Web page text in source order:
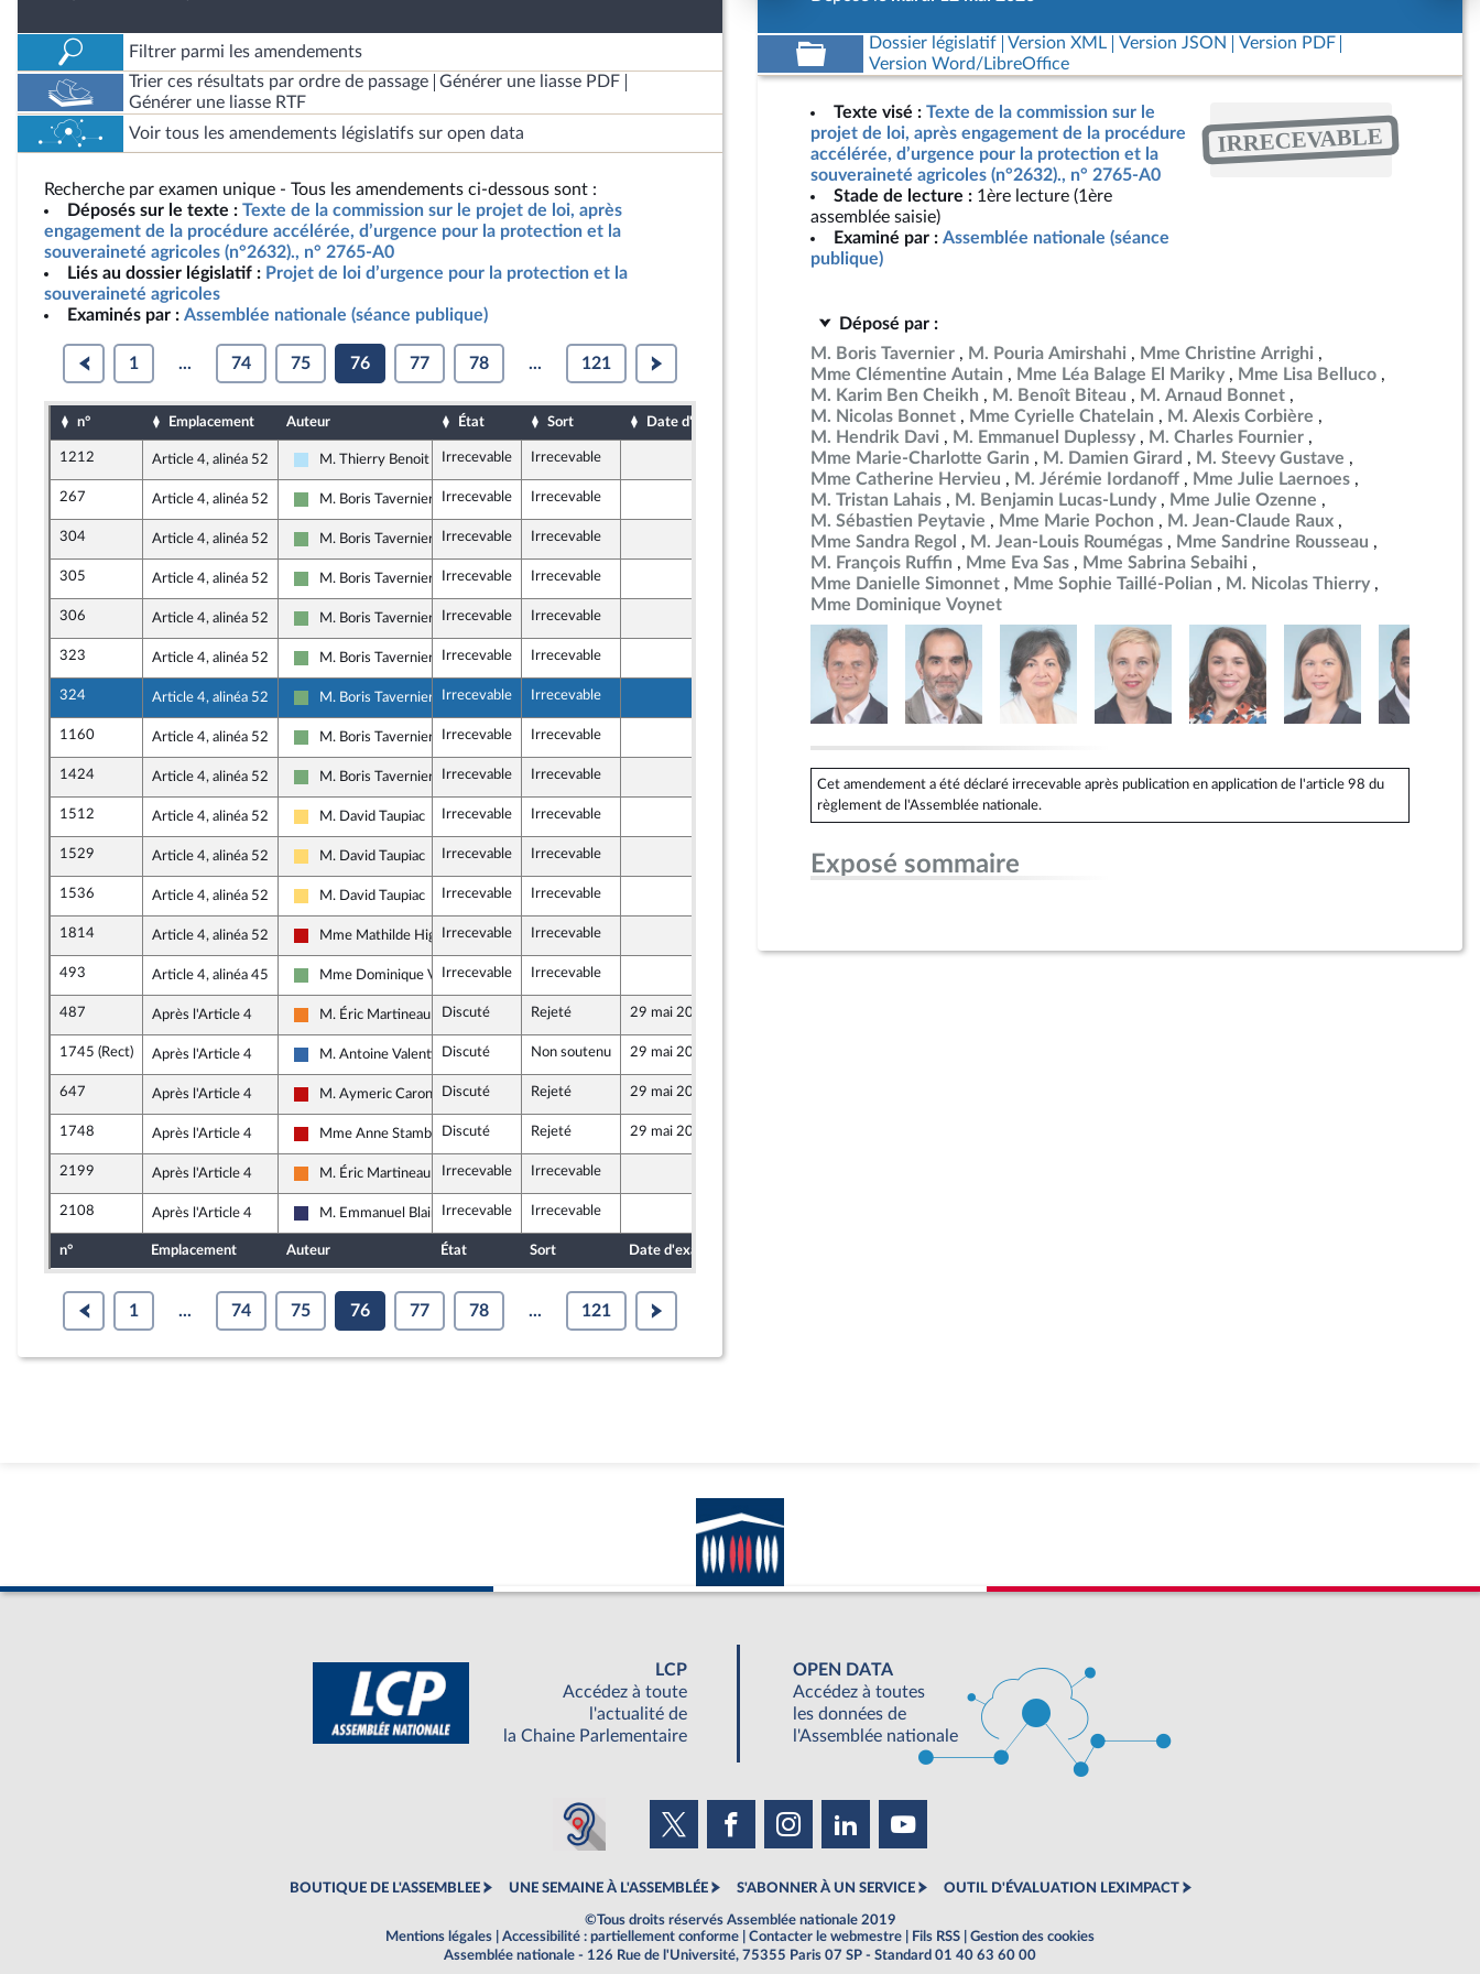
Filtrer parmi les amendements
Trier ces résultats par ordre de passage
Générer une liasse PDF
Générer une liasse RTF
Voir tous les amendements législatifs sur open data
Recherche par examen unique - Tous les amendements ci-dessous sont :
Déposés sur le texte : Texte de la commission sur le projet de loi, après
engagement de la procédure accélérée, d’urgence pour la protection et la
souveraineté agricoles (n°2632)., n° 2765-A0
Liés au dossier législatif : Projet de loi d’urgence pour la protection et la
souveraineté agricoles
Examinés par : Assemblée nationale (séance publique)
1 ... 74 75 76 77 78 ... 121
n° Emplacement Auteur État Sort Date d'examen Date de dépôt
1212 Article 4, alinéa 52
Horizons & Indépendants
M. Thierry Benoit Irrecevable Irrecevable 15 mai 2026
267 Article 4, alinéa 52
Écologiste et Social
M. Boris Tavernier Irrecevable Irrecevable 12 mai 2026
304 Article 4, alinéa 52
Écologiste et Social
M. Boris Tavernier Irrecevable Irrecevable 12 mai 2026
305 Article 4, alinéa 52
Écologiste et Social
M. Boris Tavernier Irrecevable Irrecevable 12 mai 2026
306 Article 4, alinéa 52
Écologiste et Social
M. Boris Tavernier Irrecevable Irrecevable
323 Article 4, alinéa 52
Écologiste et Social
M. Boris Tavernier Irrecevable Irrecevable 12 mai 2026
324 Article 4, alinéa 52
Écologiste et Social
M. Boris Tavernier Irrecevable Irrecevable 12 mai 2026
1160 Article 4, alinéa 52
Écologiste et Social
M. Boris Tavernier Irrecevable Irrecevable
1424 Article 4, alinéa 52
Écologiste et Social
M. Boris Tavernier Irrecevable Irrecevable
1512 Article 4, alinéa 52
Libertés, Indépendants, Outre-mer et Territoires
M. David Taupiac Irrecevable Irrecevable 15 mai 2026
1529 Article 4, alinéa 52
Libertés, Indépendants, Outre-mer et Territoires
M. David Taupiac Irrecevable Irrecevable 15 mai 2026
1536 Article 4, alinéa 52
Libertés, Indépendants, Outre-mer et Territoires
M. David Taupiac Irrecevable Irrecevable
1814 Article 4, alinéa 52
La France insoumise - Nouveau Front Populaire
Mme Mathilde HignetIrrecevable Irrecevable
493 Article 4, alinéa 45
Écologiste et Social
Mme Dominique VoynetIrrecevable Irrecevable
487 Après l'Article 4
Les Démocrates
M. Éric Martineau Discuté Rejeté 29 mai 2026
1745 (Rect) Après l'Article 4
Union des droites pour la République
M. Antoine Valentin Discuté Non soutenu 29 mai 2026
647 Après l'Article 4
La France insoumise - Nouveau Front Populaire
M. Aymeric Caron Discuté Rejeté 29 mai 2026
1748 Après l'Article 4
La France insoumise - Nouveau Front Populaire
Mme Anne Stambach-Terrenoir
Discuté Rejeté 29 mai 2026
2199 Après l'Article 4
Les Démocrates
M. Éric Martineau Irrecevable Irrecevable
2108 Après l'Article 4
Rassemblement National
M. Emmanuel Blairy Irrecevable Irrecevable
n° Emplacement Auteur État Sort Date d'examen
1 ... 74 75 76 77 78 ... 121
Dossier législatif Version XML Version JSON
Version PDF
Version Word/LibreOffice
Texte visé : Texte de la commission sur le
projet de loi, après engagement de la procédure
accélérée, d’urgence pour la protection et la
souveraineté agricoles (n°2632)., n° 2765-A0
Stade de lecture : 1ère lecture (1ère
assemblée saisie)
Examiné par : Assemblée nationale (séance
publique)
IRRECEVABLE
Déposé par :
M. Boris Tavernier
M. Pouria Amirshahi
Mme Christine Arrighi
Mme Clémentine Autain
Mme Léa Balage El Mariky
Mme Lisa Belluco
M. Karim Ben Cheikh
M. Benoît Biteau
M. Arnaud Bonnet
M. Nicolas Bonnet
Mme Cyrielle Chatelain
M. Alexis Corbière
M. Hendrik Davi
M. Emmanuel Duplessy
M. Charles Fournier
Mme Marie-Charlotte Garin
M. Damien Girard
M. Steevy Gustave
Mme Catherine Hervieu
M. Jérémie Iordanoff
Mme Julie Laernoes
M. Tristan Lahais
M. Benjamin Lucas-Lundy
Mme Julie Ozenne
M. Sébastien Peytavie
Mme Marie Pochon
M. Jean-Claude Raux
Mme Sandra Regol
M. Jean-Louis Roumégas
Mme Sandrine Rousseau
M. François Ruffin
Mme Eva Sas
Mme Sabrina Sebaihi
Mme Danielle Simonnet
Mme Sophie Taillé-Polian
M. Nicolas Thierry
Mme Dominique Voynet
Cet amendement a été déclaré irrecevable après publication en application de l'article 98 du
règlement de l'Assemblée nationale.
Exposé sommaire
LCP
Accédez à toute
l'actualité de
la Chaine Parlementaire
OPEN DATA
Accédez à toutes
les données de
l'Assemblée nationale
BOUTIQUE DE L'ASSEMBLEE UNE SEMAINE À L'ASSEMBLÉE S'ABONNER À UN SERVICE OUTIL D'ÉVALUATION LEXIMPACT
©Tous droits réservés Assemblée nationale 2019
Mentions légales
Accessibilité : partiellement conforme Contacter le webmestre Fils RSS
Gestion des cookies
Assemblée nationale - 126 Rue de l'Université, 75355 Paris 07 SP - Standard 01 40 63 60 00